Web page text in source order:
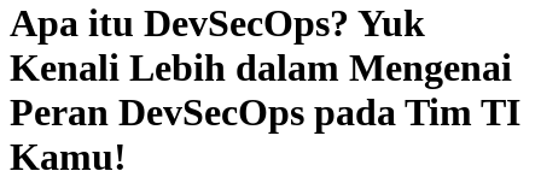
Apa itu DevSecOps? Yuk
Kenali Lebih dalam Mengenai
Peran DevSecOps pada Tim TI
Kamu!